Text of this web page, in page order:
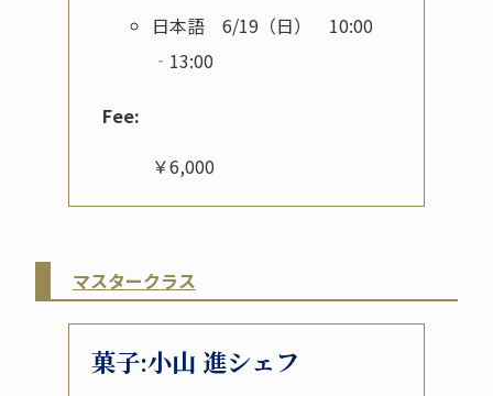
日本語 6/19（日） 10:00
‐13:00
Fee:
￥6,000
マスタークラス
菓子:小山 進シェフ